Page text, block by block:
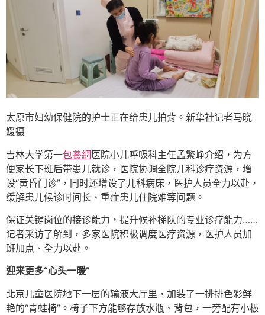
太原市妇幼保健院的护士正在给患儿拍背。新华社记者马晓
媛摄
吉林大学第一包養網医院小儿呼吸科主任孟繁峥介绍，为方
便家长下班后带患儿就诊，医院协调全院儿科诊疗资源，增
设“黄昏门诊”，同时还增设了儿科病床，医护人员全力以赴，
缓解患儿候诊时间长、重症患儿住院难等问题。
保证关键岗位的接诊能力，提升候补梯队的专业诊疗能力……
记者采访了解到，多家医院积极调度医疗资源，医护人员加
班加点、全力以赴。
迎来更多“心头一暖”
北京儿童医院地下一层的输液大厅里，加装了一排排色彩鲜
艳的“青蛙椅”。椅子下方能够存放水瓶、背包，一旁配有小板